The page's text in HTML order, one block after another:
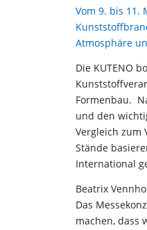
Vom 9. bis 11.
Atmosphäre
Die KUTENO
Formenbau.
und den
Vergleich zum
Stände
International
Beatrix
Das
machen, dass